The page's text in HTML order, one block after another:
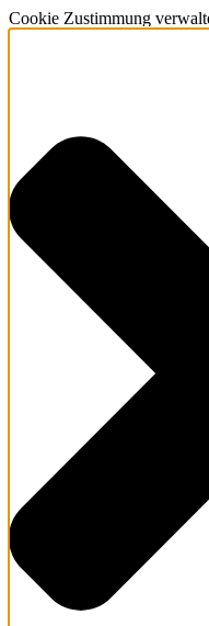
Cookie Zustimmung